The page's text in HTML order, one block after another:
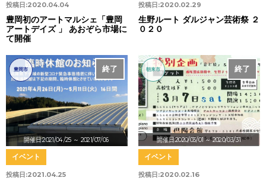
投稿日:2020.04.04
豊岡初のアートマルシェ「豊岡
アートデイズ 」 あおぞら市場に
て開催
投稿日:2020.02.29
生野ルート ダルジャン芸術祭 ２
０２０
開催日:2021/04/25 ～ 2021/07/06
終了
豊岡市
投稿日:2021.04.25
イベント
開催日:2020/03/01 ～ 2020/03/31
終了
朝来市
投稿日:2020.02.16
イベント